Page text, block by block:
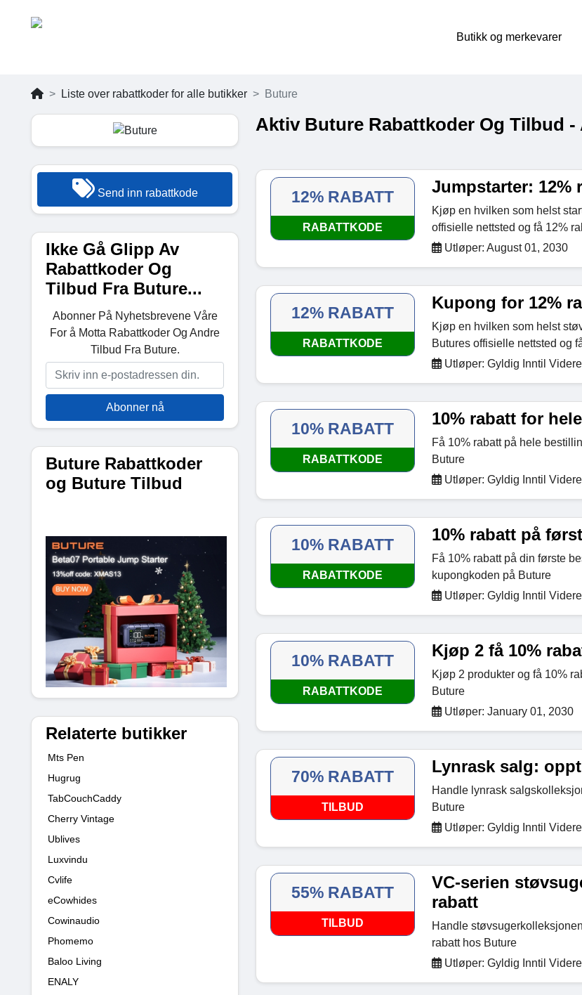
Butikk og merkevarer
Liste over rabattkoder for alle butikker Buture
Send inn rabattkode
Ikke Gå Glipp Av
Rabattkoder Og
Tilbud Fra Buture...
Abonner På Nyhetsbrevene Våre
For å Motta Rabattkoder Og Andre
Tilbud Fra Buture.
Abonner nå
Buture Rabattkoder
og Buture Tilbud
Relaterte butikker
Mts Pen
Hugrug
TabCouchCaddy
Cherry Vintage
Ublives
Luxvindu
Cvlife
eCowhides
Cowinaudio
Phomemo
Baloo Living
ENALY
Aktiv Buture Rabattkoder Og Tilbud -
12% RABATT
RABATTKODE
Jumpstarter: 12%
Kjøp en hvilken som helst
offisielle nettsted og få 12%
Utløper: August 01, 2030
12% RABATT
RABATTKODE
Kupong for 12%
Kjøp en hvilken som helst
Butures offisielle nettsted og
Utløper: Gyldig Inntil Videre
10% RABATT
RABATTKODE
10% rabatt for
Få 10% rabatt på hele
Buture
Utløper: Gyldig Inntil Videre
10% RABATT
RABATTKODE
10% rabatt på
Få 10% rabatt på din første
kupongkoden på Buture
Utløper: Gyldig Inntil Videre
10% RABATT
RABATTKODE
Kjøp 2 få 10%
Kjøp 2 produkter og få 10%
Buture
Utløper: January 01, 2030
70% RABATT
TILBUD
Lynrask salg:
Handle lynrask
Buture
Utløper: Gyldig Inntil Videre
55% RABATT
TILBUD
VC-serien
rabatt
Handle
rabatt hos Buture
Utløper: Gyldig Inntil Videre